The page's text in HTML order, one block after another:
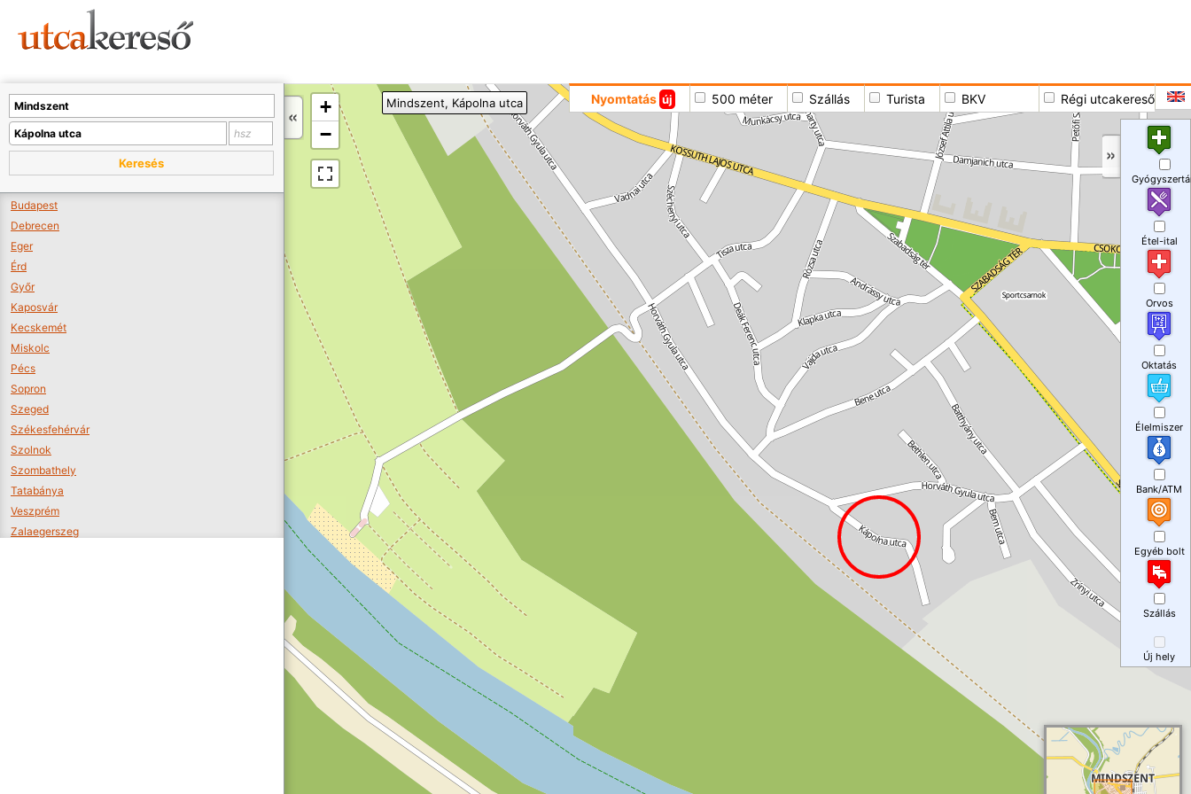
+
−
Nyomtatás új 500 méter Szállás Turista BKV Régi utcakereső
Mindszent, Kápolna utca
Keresés
Budapest
Debrecen
Eger
Érd
Győr
Kaposvár
Kecskemét
Miskolc
Pécs
Sopron
Szeged
Székesfehérvár
Szolnok
Szombathely
Tatabánya
Veszprém
Zalaegerszeg
Étel-ital
Orvos
Oktatás
Élelmiszer
Bank/ATM
Egyéb bolt
Szállás
Új hely
A térképet kicsinyíteni kell, hogy látszódjanak a boltok.
Boltok látszódjanak >>